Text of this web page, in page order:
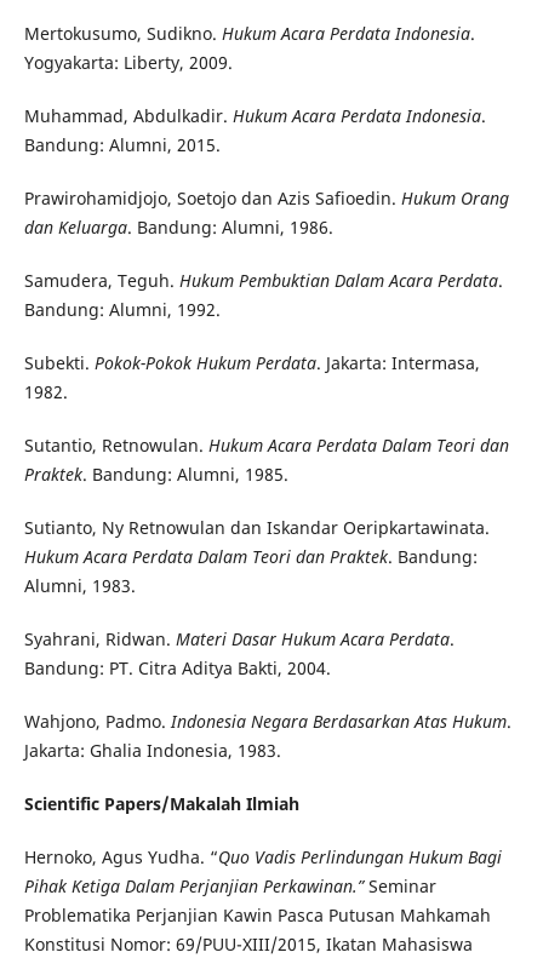
Mertokusumo, Sudikno. Hukum Acara Perdata Indonesia.
Yogyakarta: Liberty, 2009.
Muhammad, Abdulkadir. Hukum Acara Perdata Indonesia.
Bandung: Alumni, 2015.
Prawirohamidjojo, Soetojo dan Azis Safioedin. Hukum Orang
dan Keluarga. Bandung: Alumni, 1986.
Samudera, Teguh. Hukum Pembuktian Dalam Acara Perdata.
Bandung: Alumni, 1992.
Subekti. Pokok-Pokok Hukum Perdata. Jakarta: Intermasa,
1982.
Sutantio, Retnowulan. Hukum Acara Perdata Dalam Teori dan
Praktek. Bandung: Alumni, 1985.
Sutianto, Ny Retnowulan dan Iskandar Oeripkartawinata.
Hukum Acara Perdata Dalam Teori dan Praktek. Bandung:
Alumni, 1983.
Syahrani, Ridwan. Materi Dasar Hukum Acara Perdata.
Bandung: PT. Citra Aditya Bakti, 2004.
Wahjono, Padmo.Indonesia Negara Berdasarkan Atas Hukum.
Jakarta: Ghalia Indonesia, 1983.
Scientific Papers/Makalah Ilmiah
Hernoko, Agus Yudha. “Quo Vadis Perlindungan Hukum Bagi
Pihak Ketiga Dalam Perjanjian Perkawinan.”Seminar
Problematika Perjanjian Kawin Pasca Putusan Mahkamah
Konstitusi Nomor: 69/PUU-XIII/2015, Ikatan Mahasiswa